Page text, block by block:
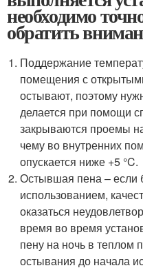
необходимо
обратить
Поддержание
помещения с
остывают, поэтому
делается при помощи
закрываются проемы
чему во внутренних
опускается ниже +5 °C.
Остывшая пена – если
использованием,
оказаться
время во время
пену на ночь в теплом
остывания до начала